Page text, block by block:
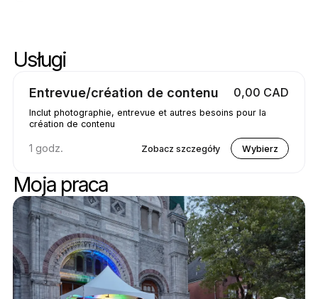
Usługi
Entrevue/création de contenu 0,00 CAD
Inclut photographie, entrevue et autres besoins pour la
création de contenu
1 godz. Zobacz szczegóły Wybierz
Moja praca